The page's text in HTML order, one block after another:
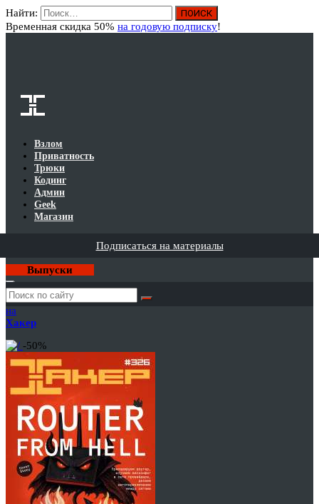
Найти:
Временная скидка 50% на годовую подписку!
Взлом
Приватность
Трюки
Кодинг
Админ
Geek
Магазин
Подписаться на материалы
Выпуски
Годовая
подписка
на
Хакер
-50%